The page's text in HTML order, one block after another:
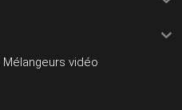
vidéo